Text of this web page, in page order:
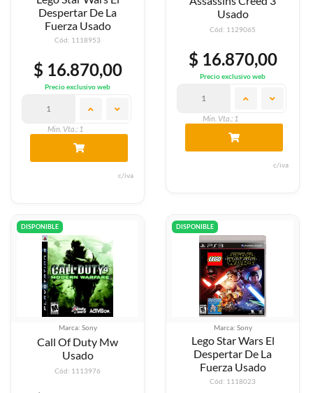
Despertar De La
Fuerza Usado
Cód: 1118953
$ 16.870,00
Precio exclusivo web
Min. Vta.: 1
c/iva
Usado
Cód: 1129065
$ 16.870,00
Precio exclusivo web
Min. Vta.: 1
c/iva
DISPONIBLE
Marca: Sony
Call Of Duty Mw
Usado
Cód: 1113976
DISPONIBLE
Marca: Sony
Lego Star Wars El
Despertar De La
Fuerza Usado
Cód: 1118023